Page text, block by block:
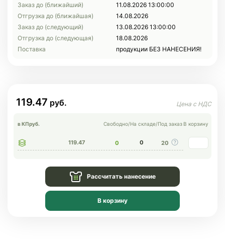
Заказ до (ближайший)
11.08.2026 13:00:00
Отгрузка до (ближайшая)
14.08.2026
Заказ до (следующий)
13.08.2026 13:00:00
Отгрузка до (следующая)
18.08.2026
Поставка
продукции БЕЗ НАНЕСЕНИЯ!
119.47
в КПруб. Свободно/На складе/Под заказ В корзину
119.47 0 0 20
Рассчитать нанесение
В корзину